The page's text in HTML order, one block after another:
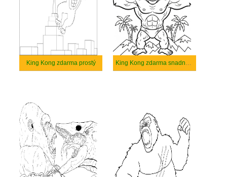
King Kong zdarma prostý King Kong zdarma snadný tisknutelné